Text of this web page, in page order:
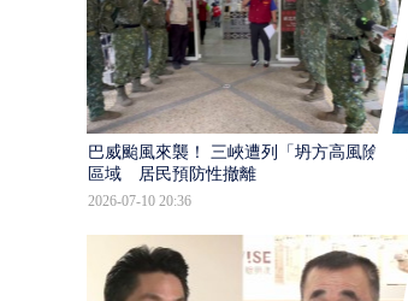
巴威颱風來襲！ 三峽遭列「坍方高風險」
區域 居民預防性撤離
2026-07-10 20:36